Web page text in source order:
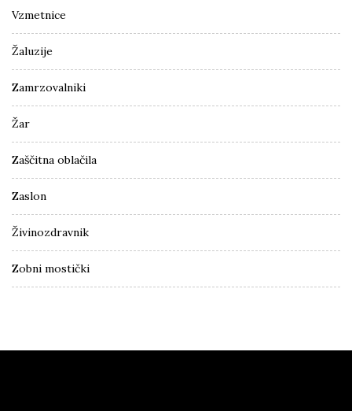
Vzmetnice
Žaluzije
Zamrzovalniki
Žar
Zaščitna oblačila
Zaslon
Živinozdravnik
Zobni mostički